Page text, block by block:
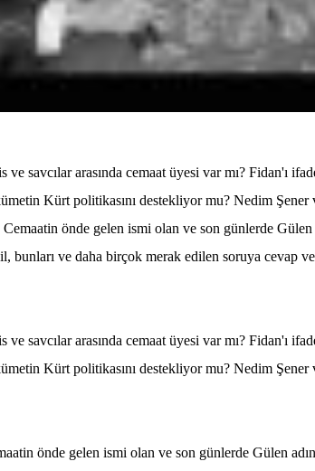
ve savcılar arasında cemaat üyesi var mı? Fidan'ı
Kürt politikasını destekliyor mu? Nedim Şener
Cemaatin önde gelen ismi olan ve son günlerde
bunları ve daha birçok merak edilen soruya cevap
ve savcılar arasında cemaat üyesi var mı? Fidan'ı
Kürt politikasını destekliyor mu? Nedim Şener
önde gelen ismi olan ve son günlerde Gülen